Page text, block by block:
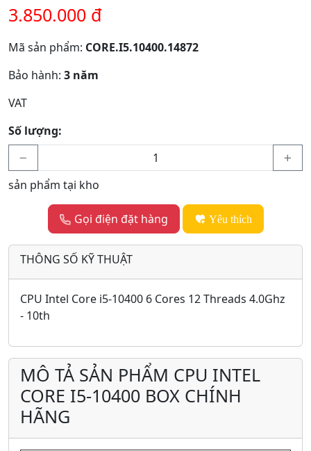
3.850.000 đ
Mã sản phẩm: CORE.I5.10400.14872
Bảo hành: 3 năm
VAT
Số lượng:
sản phẩm tại kho
Gọi điện đặt hàng Yêu thích
THÔNG SỐ KỸ THUẬT
CPU Intel Core i5-10400 6 Cores 12 Threads 4.0Ghz
- 10th
MÔ TẢ SẢN PHẨM CPU INTEL
CORE I5-10400 BOX CHÍNH
HÃNG